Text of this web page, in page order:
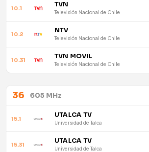
10.1 TVN
Televisión Nacional de Chile
10.2 NTV
Televisión Nacional de Chile
10.31 TVN MÓVIL
Televisión Nacional de Chile
36 605 MHz
15.1 UTALCA TV
Universidad de Talca
15.31 UTALCA TV
Universidad de Talca